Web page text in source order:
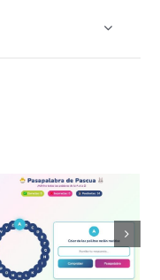
Pasapalabra de
Pascua